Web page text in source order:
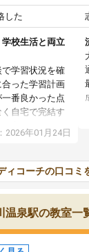
した
校生活と両立
学習状況を確
った学習計画
番良かった点
自宅で完結す
大学生で相談し
。勉強習慣が身
す。また、チャ
利でした。一
受験勉強を、最
2026年01月24日
ィコーチの口コミ
温泉駅の教室一